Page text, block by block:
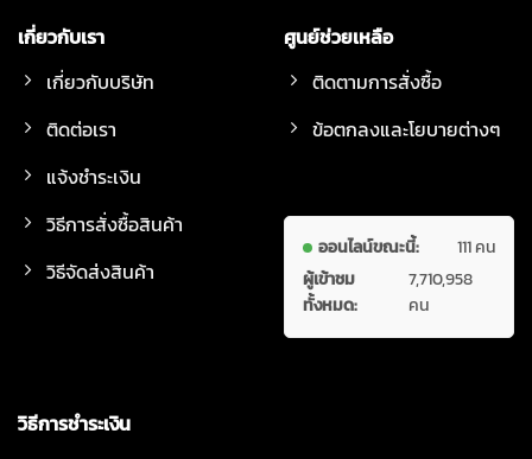
เกี่ยวกับเรา
เกี่ยวกับบริษัท
ติดต่อเรา
แจ้งชำระเงิน
วิธีการสั่งซื้อสินค้า
วิธีจัดส่งสินค้า
ศูนย์ช่วยเหลือ
ติดตามการสั่งซื้อ
ข้อตกลงและโยบายต่างๆ
ออนไลน์ขณะนี้:
111 คน
ผู้เข้าชม
ทั้งหมด:
7,710,958
คน
วิธีการชำระเงิน